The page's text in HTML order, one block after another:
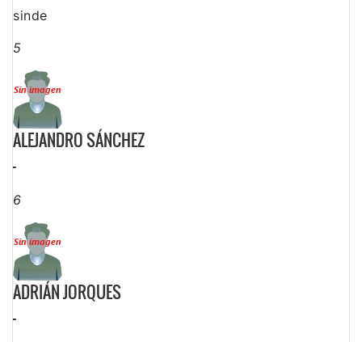
sinde
5
ALEJANDRO SÁNCHEZ
-
6
ADRIÁN JORQUES
-